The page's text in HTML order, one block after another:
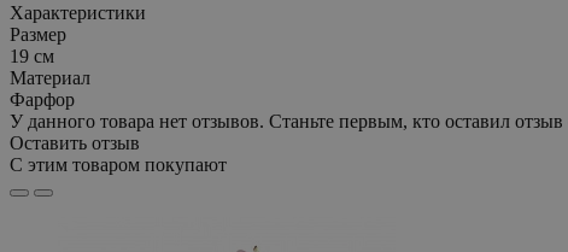
Характеристики
Размер
19 см
Материал
Фарфор
У данного товара нет отзывов. Станьте первым, кто оставил отзыв
Оставить отзыв
С этим товаром покупают